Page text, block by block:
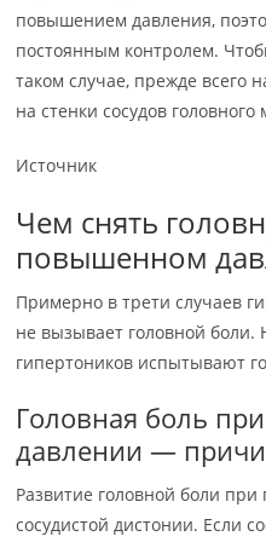
повышением давления,
постоянным контролем.
таком случае, прежде всего
на стенки сосудов головного
Источник
Чем снять
повышенном
Примерно в трети случаев
не вызывает головной боли.
гипертоников испытывают
Головная боль
давлении —
Развитие головной боли
сосудистой дистонии. Если